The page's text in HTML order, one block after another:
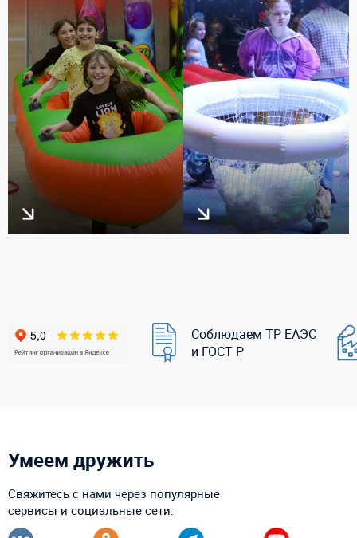
Соблюдаем ТР ЕАЭС
и ГОСТ Р
Умеем дружить
Свяжитесь с нами через популярные
сервисы и социальные сети: